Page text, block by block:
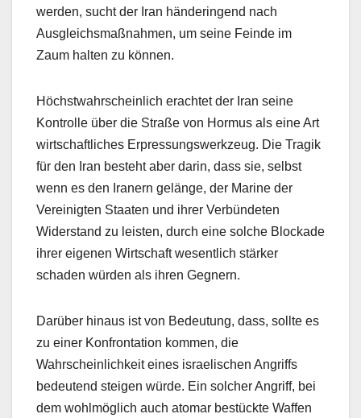
werden, sucht der Iran händeringend nach
Ausgleichsmaßnahmen, um seine Feinde im
Zaum halten zu können.
Höchstwahrscheinlich erachtet der Iran seine
Kontrolle über die Straße von Hormus als eine Art
wirtschaftliches Erpressungswerkzeug. Die Tragik
für den Iran besteht aber darin, dass sie, selbst
wenn es den Iranern gelänge, der Marine der
Vereinigten Staaten und ihrer Verbündeten
Widerstand zu leisten, durch eine solche Blockade
ihrer eigenen Wirtschaft wesentlich stärker
schaden würden als ihren Gegnern.
Darüber hinaus ist von Bedeutung, dass, sollte es
zu einer Konfrontation kommen, die
Wahrscheinlichkeit eines israelischen Angriffs
bedeutend steigen würde. Ein solcher Angriff, bei
dem wohlmöglich auch atomar bestückte Waffen